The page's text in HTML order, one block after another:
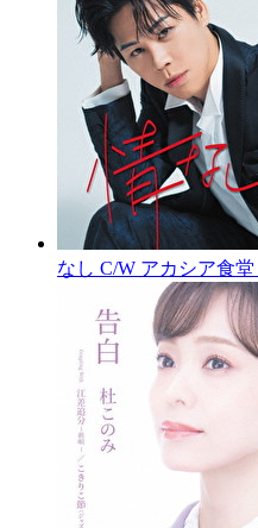
なし C/W アカシア食堂